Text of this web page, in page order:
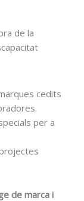
de la
cedits
per a
de marca i